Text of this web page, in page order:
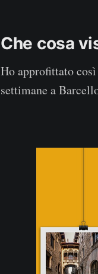
Che cosa
Ho approfittato
settimane a